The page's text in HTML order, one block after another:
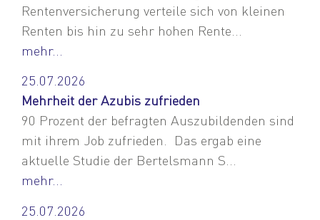
Rentenversicherung verteile sich von kleinen
Renten bis hin zu sehr hohen Rente...
mehr...
25.07.2026
Mehrheit der Azubis zufrieden
90 Prozent der befragten Auszubildenden sind
mit ihrem Job zufrieden. Das ergab eine
aktuelle Studie der Bertelsmann S...
mehr...
25.07.2026